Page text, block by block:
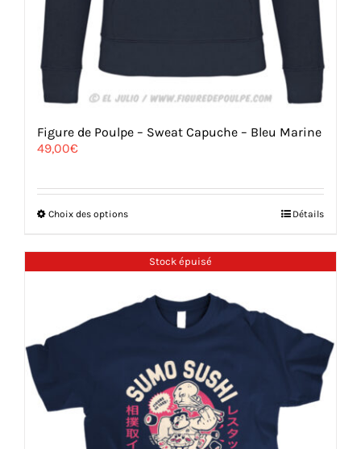
Figure de Poulpe – Sweat Capuche – Bleu Marine
49,00€
Choix des optionsCe
plusieurs
variations.
options
peuvent
sur
la
page
du
produit
Détails
Stock épuisé